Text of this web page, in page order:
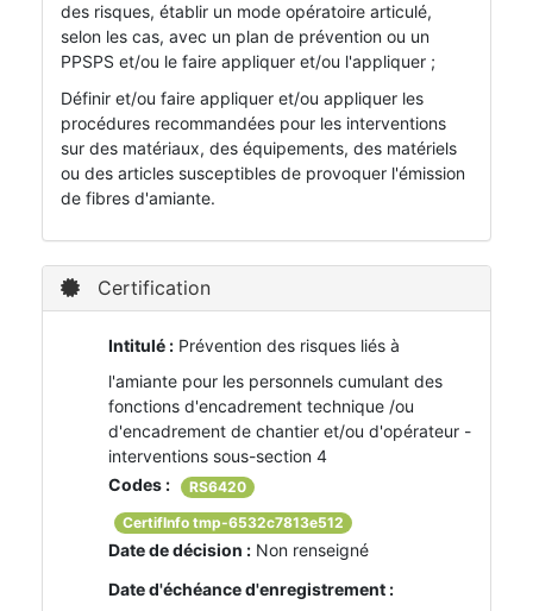
des risques, établir un mode opératoire articulé,
selon les cas, avec un plan de prévention ou un
PPSPS et/ou le faire appliquer et/ou l'appliquer ;
Définir et/ou faire appliquer et/ou appliquer les
procédures recommandées pour les interventions
sur des matériaux, des équipements, des matériels
ou des articles susceptibles de provoquer l'émission
de fibres d'amiante.
Certification
Intitulé : Prévention des risques liés à
l'amiante pour les personnels cumulant des
fonctions d'encadrement technique /ou
d'encadrement de chantier et/ou d'opérateur -
interventions sous-section 4
Codes :
RS6420
CertifInfo tmp-6532c7813e512
Date de décision : Non renseigné
Date d'échéance d'enregistrement :